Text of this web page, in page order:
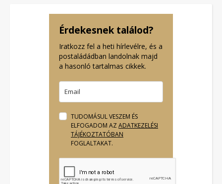
Érdekesnek találod?
Iratkozz fel a heti hírlevélre, és a
postaládádban landolnak majd
a hasonló tartalmas cikkek.
TUDOMÁSUL VESZEM ÉS
ELFOGADOM AZ ADATKEZELÉSI
TÁJÉKOZTATÓBAN
FOGLALTAKAT.